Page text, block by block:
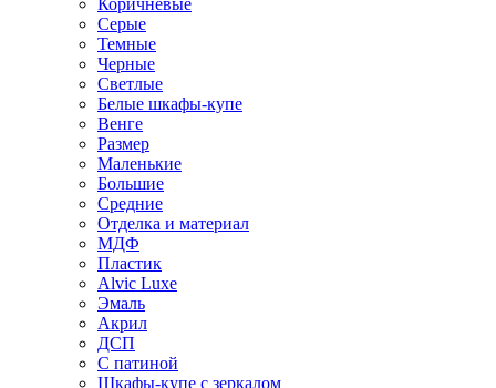
Коричневые
Серые
Темные
Черные
Светлые
Белые шкафы-купе
Венге
Размер
Маленькие
Большие
Средние
Отделка и материал
МДФ
Пластик
Alvic Luxe
Эмаль
Акрил
ДСП
С патиной
Шкафы-купе с зеркалом